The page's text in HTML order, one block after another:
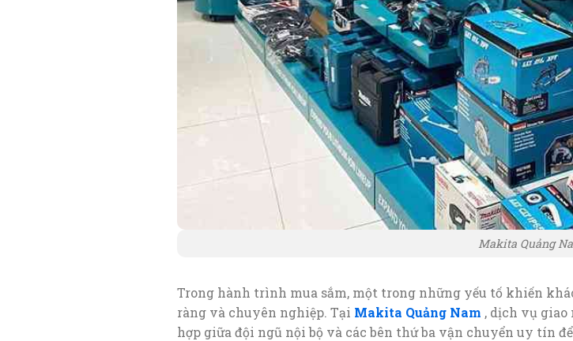
Makita Quảng
Trong hành trình mua sắm, một trong những yếu tố khiến
ràng và chuyên nghiệp. Tại Makita Quảng Nam , dịch vụ
hợp giữa đội ngũ nội bộ và các bên thứ ba vận chuyển uy tín